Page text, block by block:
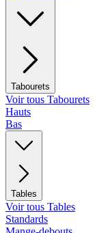
Tabourets
Voir tous Tabourets
Hauts
Bas
Tables
Voir tous Tables
Standards